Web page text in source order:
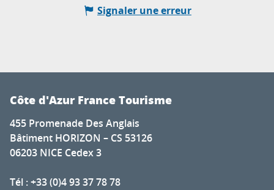
Signaler une erreur
Côte d'Azur France Tourisme
455 Promenade Des Anglais
Bâtiment HORIZON – CS 53126
06203 NICE Cedex 3
Tél : +33 (0)4 93 37 78 78